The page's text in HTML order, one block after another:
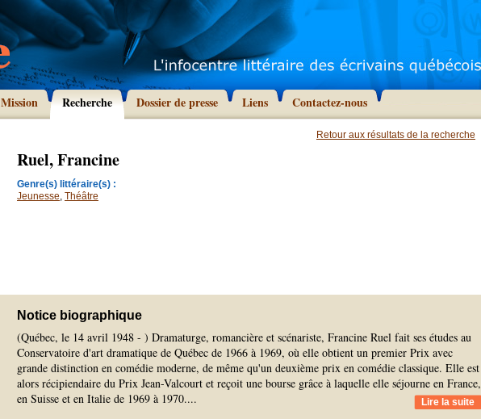
Mission Recherche Dossier de presse Liens Contactez-nous
Retour aux résultats de la recherche
Ruel, Francine
Genre(s) littéraire(s) :
Jeunesse, Théâtre
Notice biographique
(Québec, le 14 avril 1948 - ) Dramaturge, romancière et scénariste, Francine Ruel fait ses études au
Conservatoire d'art dramatique de Québec de 1966 à 1969, où elle obtient un premier Prix avec
grande distinction en comédie moderne, de même qu'un deuxième prix en comédie classique. Elle est
alors récipiendaire du Prix Jean-Valcourt et reçoit une bourse grâce à laquelle elle séjourne en France,
en Suisse et en Italie de 1969 à 1970.... Lire la suite